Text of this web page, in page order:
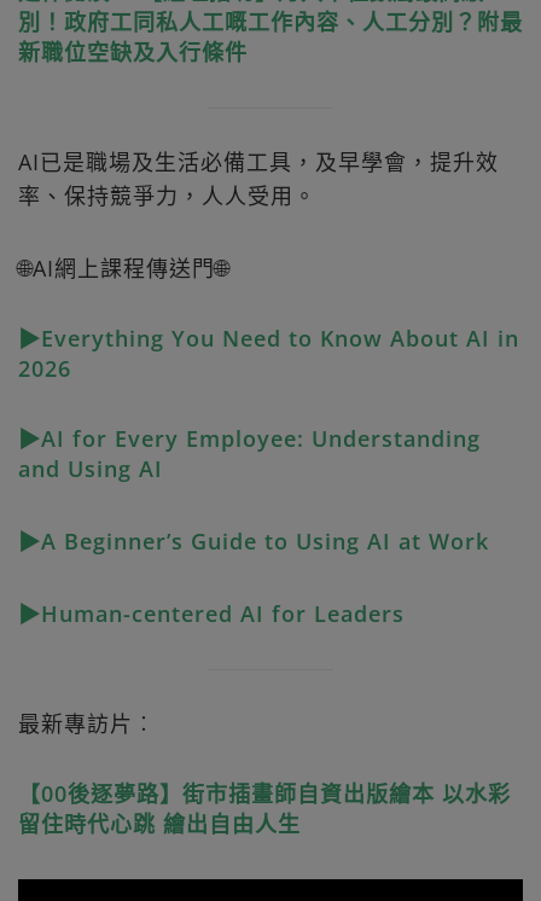
別！政府工同私人工嘅工作內容、人工分別？附最
新職位空缺及入行條件
AI已是職場及生活必備工具，及早學會，提升效
率、保持競爭力，人人受用。
🌐AI網上課程傳送門🌐
▶Everything You Need to Know About AI in
2026
▶AI for Every Employee: Understanding
and Using AI
▶A Beginner’s Guide to Using AI at Work
▶Human-centered AI for Leaders
最新專訪片︰
【00後逐夢路】街市插畫師自資出版繪本 以水彩
留住時代心跳 繪出自由人生